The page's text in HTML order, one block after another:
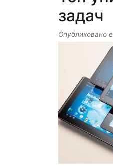
задач
Опубликовано